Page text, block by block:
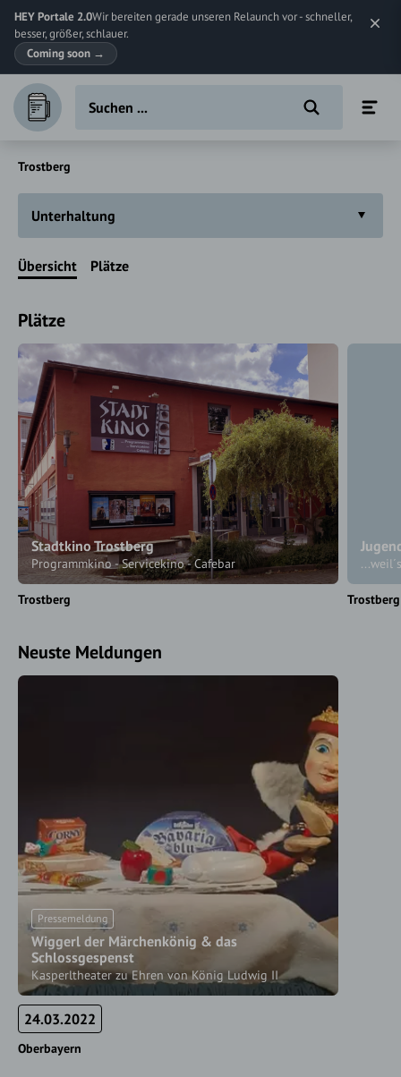
HEY Portale 2.0Wir bereiten gerade unseren Relaunch vor - schneller,
besser, größer, schlauer.
Coming soon →
Trostberg
Unterhaltung
Übersicht Plätze
Plätze
Stadtkino Trostberg
Programmkino - Servicekino - Cafebar
Trostberg Trostberg
Neuste Meldungen
Pressemeldung
Wiggerl der Märchenkönig & das
Schlossgespenst
Kasperltheater zu Ehren von König Ludwig II
24.03.2022
Oberbayern